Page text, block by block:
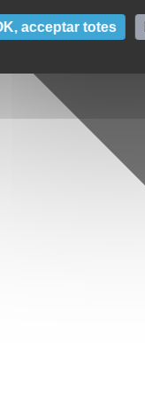
acceptar totes